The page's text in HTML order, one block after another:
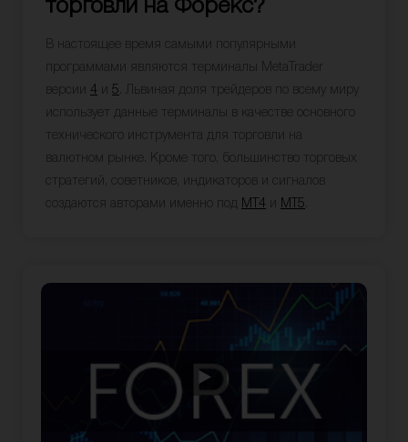
торговли на Форекс?
В настоящее время самыми популярными
программами являются терминалы MetaTrader
версии 4 5. Львиная доля трейдеров по всему миру
использует данные терминалы в качестве основного
технического инструмента для торговли на
валютном рынке. Кроме того, большинство торговых
стратегий, советников, индикаторов и сигналов
создаются авторами именно под
MT4 MT5.